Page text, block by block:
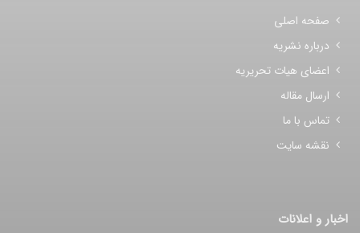
صفحه اصلی
درباره نشریه
اعضای هیات تحریریه
ارسال مقاله
تماس با ما
نقشه سایت
اخبار و اعلانات